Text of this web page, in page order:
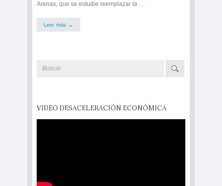
Arenas, que se estudie reemplazar la …
Leer más →
VIDEO DESACELERACIÓN ECONÓMICA